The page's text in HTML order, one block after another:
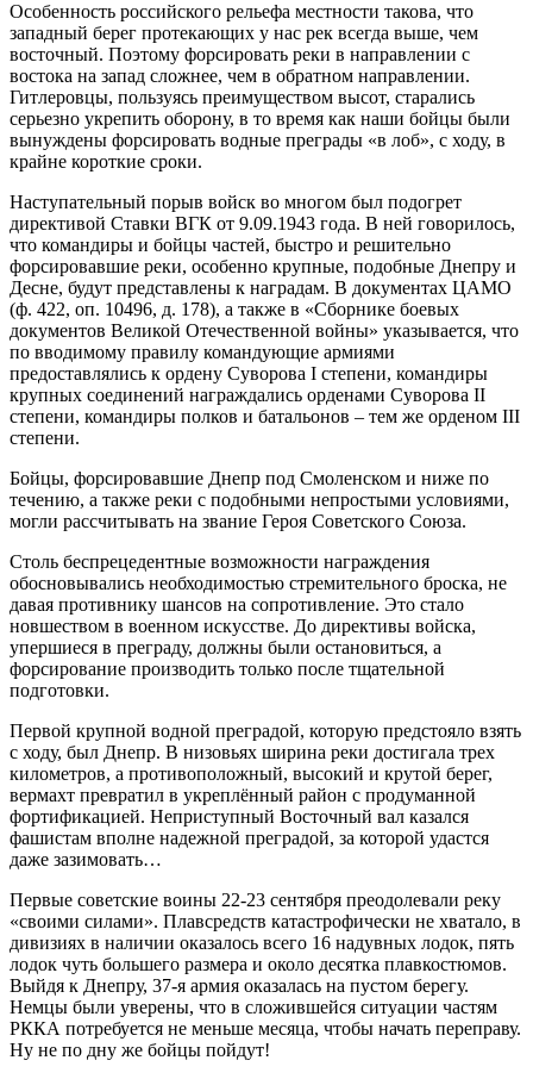
Особенность российского рельефа местности такова, что
западный берег протекающих у нас рек всегда выше, чем
восточный. Поэтому форсировать реки в направлении с
востока на запад сложнее, чем в обратном направлении.
Гитлеровцы, пользуясь преимуществом высот, старались
серьезно укрепить оборону, в то время как наши бойцы были
вынуждены форсировать водные преграды «в лоб», с ходу, в
крайне короткие сроки.
Наступательный порыв войск во многом был подогрет
директивой Ставки ВГК от 9.09.1943 года. В ней говорилось,
что командиры и бойцы частей, быстро и решительно
форсировавшие реки, особенно крупные, подобные Днепру и
Десне, будут представлены к наградам. В документах ЦАМО
(ф. 422, оп. 10496, д. 178), а также в «Сборнике боевых
документов Великой Отечественной войны» указывается, что
по вводимому правилу командующие армиями
предоставлялись к ордену Суворова I cтепени, командиры
крупных соединений награждались орденами Суворова II
степени, командиры полков и батальонов – тем же орденом III
степени.
Бойцы, форсировавшие Днепр под Смоленском и ниже по
течению, а также реки с подобными непростыми условиями,
могли рассчитывать на звание Героя Советского Союза.
Столь беспрецедентные возможности награждения
обосновывались необходимостью стремительного броска, не
давая противнику шансов на сопротивление. Это стало
новшеством в военном искусстве. До директивы войска,
упершиеся в преграду, должны были остановиться, а
форсирование производить только после тщательной
подготовки.
Первой крупной водной преградой, которую предстояло взять
с ходу, был Днепр. В низовьях ширина реки достигала трех
километров, а противоположный, высокий и крутой берег,
вермахт превратил в укреплённый район с продуманной
фортификацией. Неприступный Восточный вал казался
фашистам вполне надежной преградой, за которой удастся
даже зазимовать…
Первые советские воины 22-23 сентября преодолевали реку
«своими силами». Плавсредств катастрофически не хватало, в
дивизиях в наличии оказалось всего 16 надувных лодок, пять
лодок чуть большего размера и около десятка плавкостюмов.
Выйдя к Днепру, 37-я армия оказалась на пустом берегу.
Немцы были уверены, что в сложившейся ситуации частям
РККА потребуется не меньше месяца, чтобы начать переправу.
Ну не по дну же бойцы пойдут!